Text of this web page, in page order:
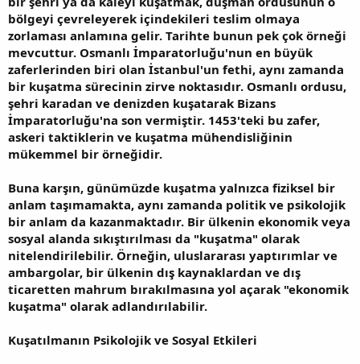
bölgeyi çevreleyerek içindekileri teslim olmaya
zorlaması anlamına gelir. Tarihte bunun pek çok örneği
mevcuttur. Osmanlı İmparatorluğu'nun en büyük
zaferlerinden biri olan İstanbul'un fethi, aynı zamanda
bir kuşatma sürecinin zirve noktasıdır. Osmanlı ordusu,
şehri karadan ve denizden kuşatarak Bizans
İmparatorluğu'na son vermiştir. 1453'teki bu zafer,
askeri taktiklerin ve kuşatma mühendisliğinin
mükemmel bir örneğidir.
Buna karşın, günümüzde kuşatma yalnızca fiziksel bir
anlam taşımamakta, aynı zamanda politik ve psikolojik
bir anlam da kazanmaktadır. Bir ülkenin ekonomik veya
sosyal alanda sıkıştırılması da "kuşatma" olarak
nitelendirilebilir. Örneğin, uluslararası yaptırımlar ve
ambargolar, bir ülkenin dış kaynaklardan ve dış
ticaretten mahrum bırakılmasına yol açarak "ekonomik
kuşatma" olarak adlandırılabilir.
Kuşatılmanın Psikolojik ve Sosyal Etkileri